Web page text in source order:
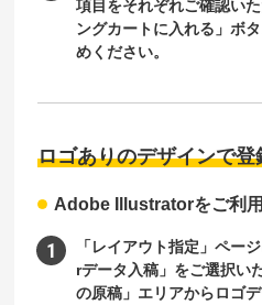
項目をそれぞれご確認い
ングカートに入れる」ボ
めください。
ロゴありのデザインで登
Adobe Illustratorをご利
「レイアウト指定」ペー
rデータ入稿」をご選択い
の原稿」エリアからロゴ